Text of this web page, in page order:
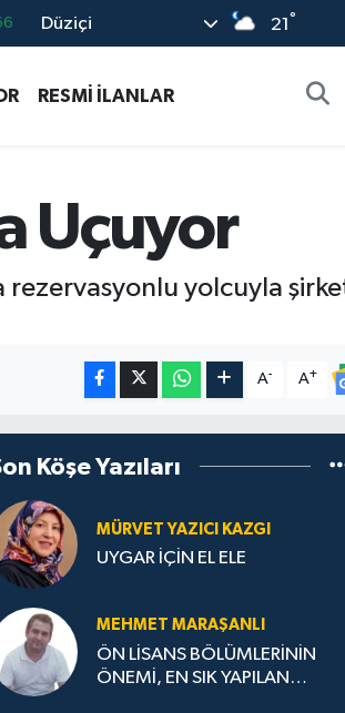
Düziçi 21 °
RESMİ İLANLAR
Uçuyor
rezervasyonlu yolcuyla
A- A+
Köşe Yazıları
MÜRVET YAZICI KAZGI
UYGAR İÇİN EL ELE
MEHMET MARAŞANLI
ÖN LİSANS BÖLÜMLERİNİN
ÖNEMİ, EN SIK YAPILAN